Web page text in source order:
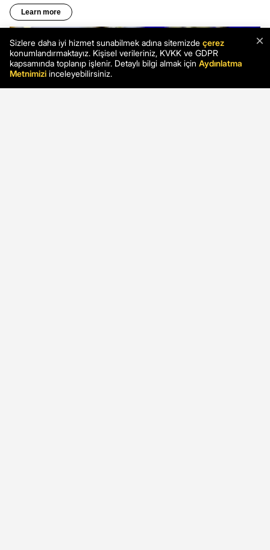
×
Sizlere daha iyi hizmet sunabilmek adına sitemizde çerez
konumlandırmaktayız. Kişisel verileriniz, KVKK ve GDPR
kapsamında toplanıp işlenir. Detaylı bilgi almak için Aydınlatma
Metnimizi inceleyebilirsiniz.